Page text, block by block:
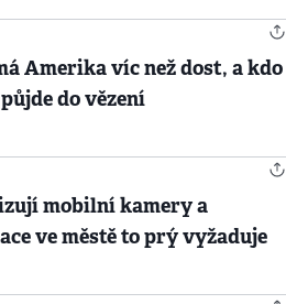
Amerika víc než dost, a kdo
do vězení
mobilní kamery a
ve městě to prý vyžaduje